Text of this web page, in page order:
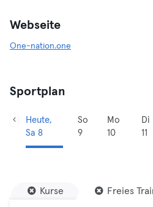
Webseite
One-nation.one
Sportplan
Heute,
Sa 8
So
9
Mo
10
Di
11
Kurse Freies